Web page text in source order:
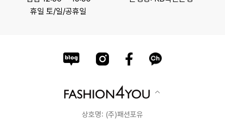
휴일 토/일/공휴일
상호명: (주)패션포유